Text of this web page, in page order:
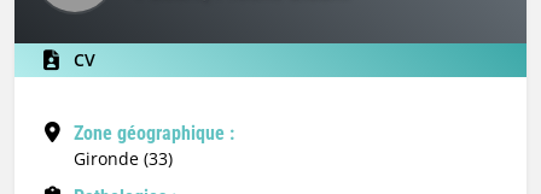
CV
Zone géographique :
Gironde (33)